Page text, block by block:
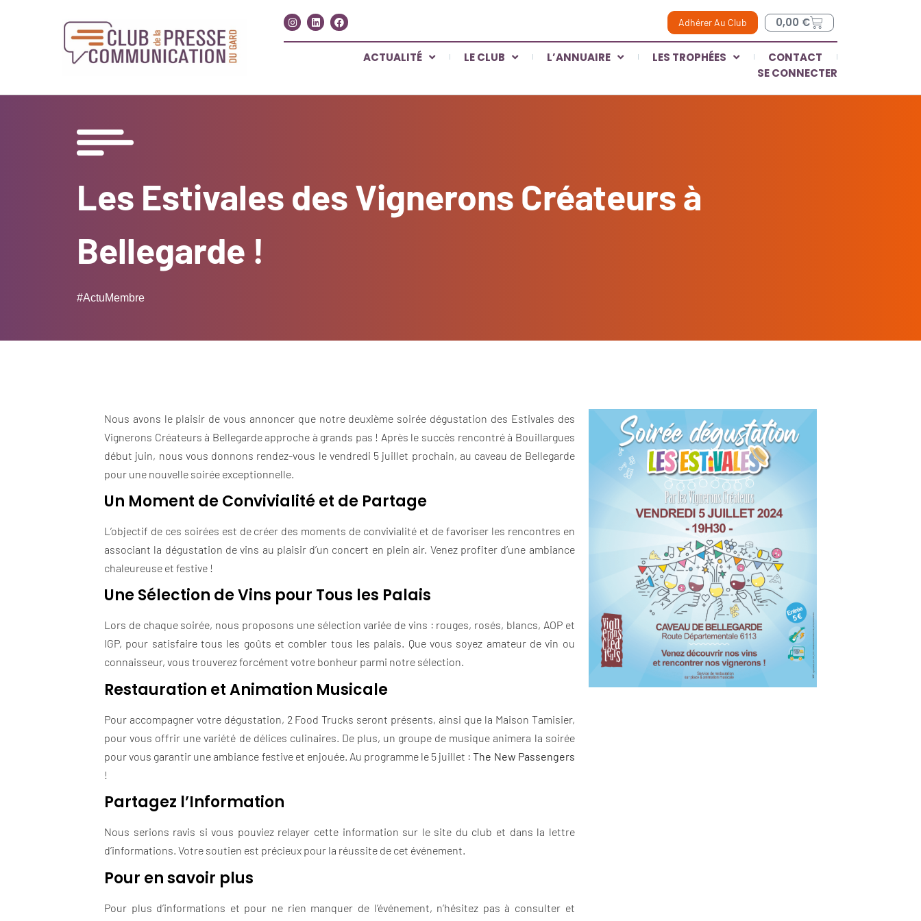
Adhérer Au Club 0,00 €
ACTUALITÉ LE CLUB L’ANNUAIRE LES TROPHÉES
CONTACT
SE CONNECTER
Les Estivales des Vignerons Créateurs à
Bellegarde !
#ActuMembre
Nous avons le plaisir de vous annoncer que notre deuxième soirée dégustation des Estivales des
Vignerons Créateurs à Bellegarde approche à grands pas ! Après le succès rencontré à Bouillargues
début juin, nous vous donnons rendez-vous le vendredi 5 juillet prochain, au caveau de Bellegarde
pour une nouvelle soirée exceptionnelle.
Un Moment de Convivialité et de Partage
L’objectif de ces soirées est de créer des moments de convivialité et de favoriser les rencontres en
associant la dégustation de vins au plaisir d’un concert en plein air. Venez profiter d’une ambiance
chaleureuse et festive !
Une Sélection de Vins pour Tous les Palais
Lors de chaque soirée, nous proposons une sélection variée de vins : rouges, rosés, blancs, AOP et
IGP, pour satisfaire tous les goûts et combler tous les palais. Que vous soyez amateur de vin ou
connaisseur, vous trouverez forcément votre bonheur parmi notre sélection.
Restauration et Animation Musicale
Pour accompagner votre dégustation, 2 Food Trucks seront présents, ainsi que la Maison Tamisier,
pour vous offrir une variété de délices culinaires. De plus, un groupe de musique animera la soirée
pour vous garantir une ambiance festive et enjouée. Au programme le 5 juillet :The New Passengers
!
Partagez l’Information
Nous serions ravis si vous pouviez relayer cette information sur le site du club et dans la lettre
d’informations. Votre soutien est précieux pour la réussite de cet événement.
Pour en savoir plus
Pour plus d’informations et pour ne rien manquer de l’événement, n’hésitez pas à consulter et